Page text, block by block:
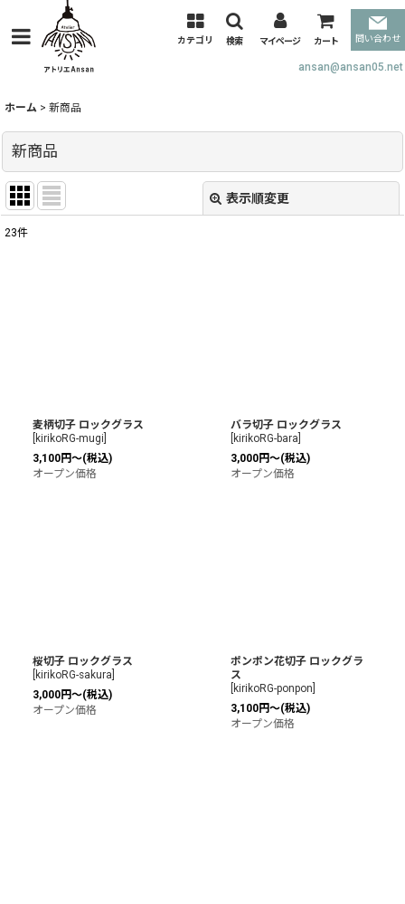
カテゴリ 検索 マイページ カート 問い合わせ
ansan@ansan05.net
ホーム > 新商品
新商品
表示順変更
23件
麦柄切子 ロックグラス
kirikoRG-mugi
3,100円～(税込)
オープン価格
バラ切子 ロックグラス
kirikoRG-bara
3,000円～(税込)
オープン価格
桜切子 ロックグラス
kirikoRG-sakura
3,000円～(税込)
オープン価格
ポンポン花切子 ロックグラ
ス
kirikoRG-ponpon
3,100円～(税込)
オープン価格